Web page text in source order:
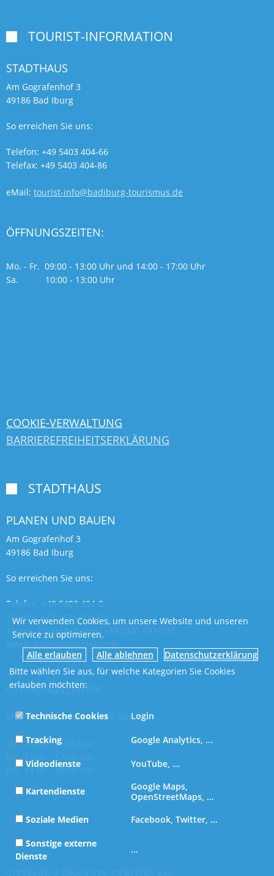
TOURIST-INFORMATION
STADTHAUS
Am Gografenhof 3
49186 Bad Iburg
So erreichen Sie uns:
Telefon: +49 5403 404-66
Telefax: +49 5403 404-86
eMail: tourist-info@badiburg-tourismus.de
ÖFFNUNGSZEITEN:
Mo. - Fr. 09:00 - 13:00 Uhr und 14:00 - 17:00 Uhr
Sa. 10:00 - 13:00 Uhr
COOKIE-VERWALTUNG
BARRIEREFREIHEITSERKLÄRUNG
STADTHAUS
PLANEN UND BAUEN
Am Gografenhof 3
49186 Bad Iburg
So erreichen Sie uns:
Telefon: +49 5403 404-0
Telefax: +49 5403 404-99
Techn. Störungsdienst: +49 5401 897-107
ÖFFNUNGSZEITEN:
Mo. - Fr. 08:30 Uhr - 12:00 Uhr
Mo. 14:00 - 17:00 Uhr
Di. 14:00 - 17:00 Uhr
Do. 14:00 - 18:00 Uhr
Wir verwenden Cookies, um unsere Website und unseren
Service zu optimieren.
Datenschutzerklärung
Bitte wählen Sie aus, für welche Kategorien Sie Cookies
erlauben möchten:
Technische Cookies Login
Tracking Google Analytics, ...
Videodienste YouTube, ...
Kartendienste
Google Maps,
OpenStreetMaps, ...
Soziale Medien
Facebook, Twitter, ...
Sonstige externe
Dienste
...